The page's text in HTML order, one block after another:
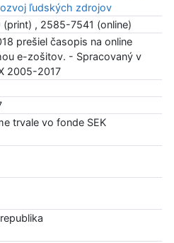
ľudských zdrojov
(print) , 2585-7541 (online)
prešiel časopis na online
e-zošitov. - Spracovaný v
2005-2017
trvale vo fonde SEK